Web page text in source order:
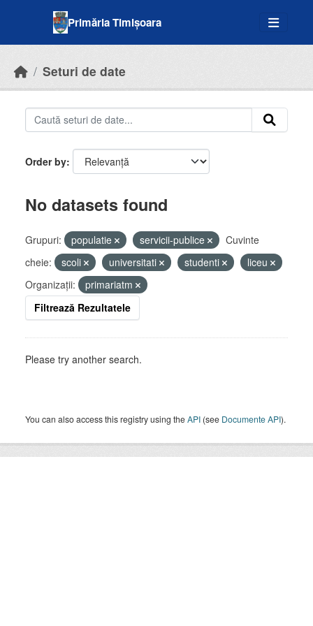
Primăria Timișoara
Seturi de date
Order by
No datasets found
Grupuri: populatie servicii-publice
Cuvinte
cheie:
scoli universitati studenti
liceu
Organizații:
primariatm
Filtrează Rezultatele
Please try another search.
You can also access this registry using theAPI (see Documente API).